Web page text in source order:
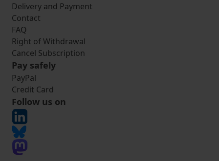
Delivery and Payment
Contact
FAQ
Right of Withdrawal
Cancel Subscription
Pay safely
PayPal
Credit Card
Follow us on